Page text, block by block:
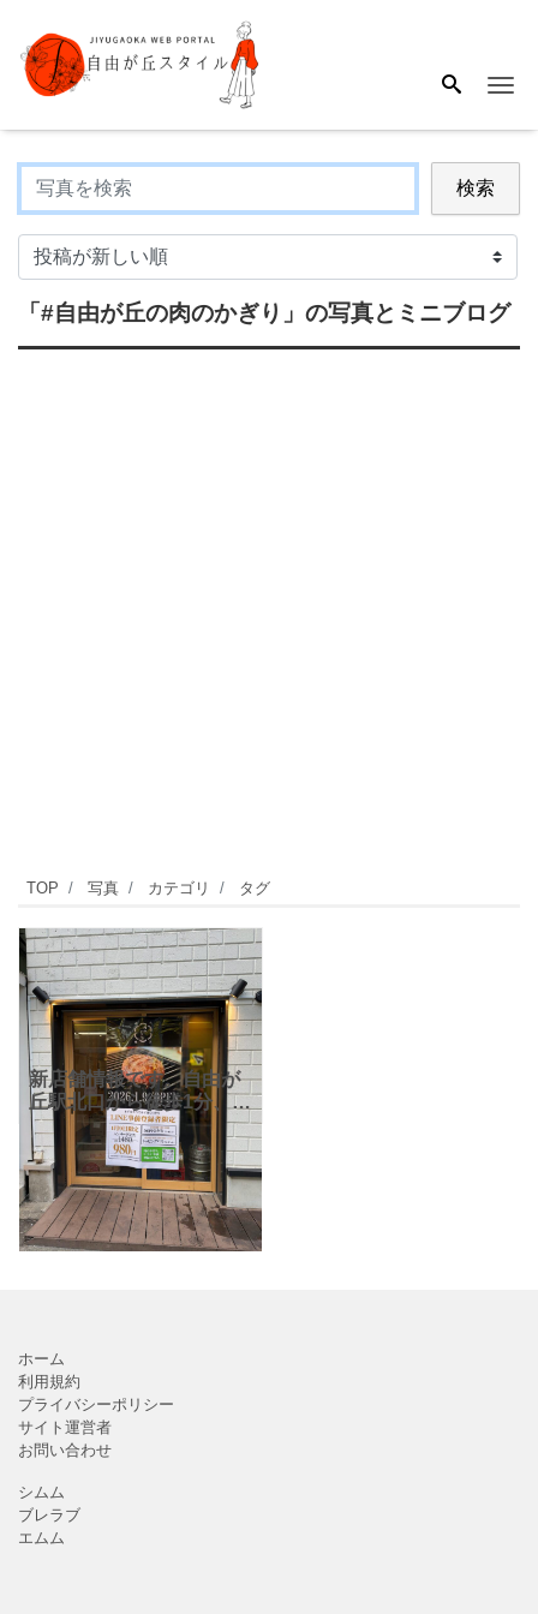
検索
「#自由が丘の肉のかぎり」 の写真とミニブログ
TOP 写真 カテゴリ タグ
新店舗情報です。自由が
丘駅北口から徒歩1分、自
由が丘美観街に2026年1
月9日に新規オープンした
「炭火焼きハンバーグ/肉
のかぎり。」。ハンバー
グ定食がいただける
ホーム
利用規約
プライバシーポリシー
サイト運営者
お問い合わせ
シムム
ブレラブ
エムム